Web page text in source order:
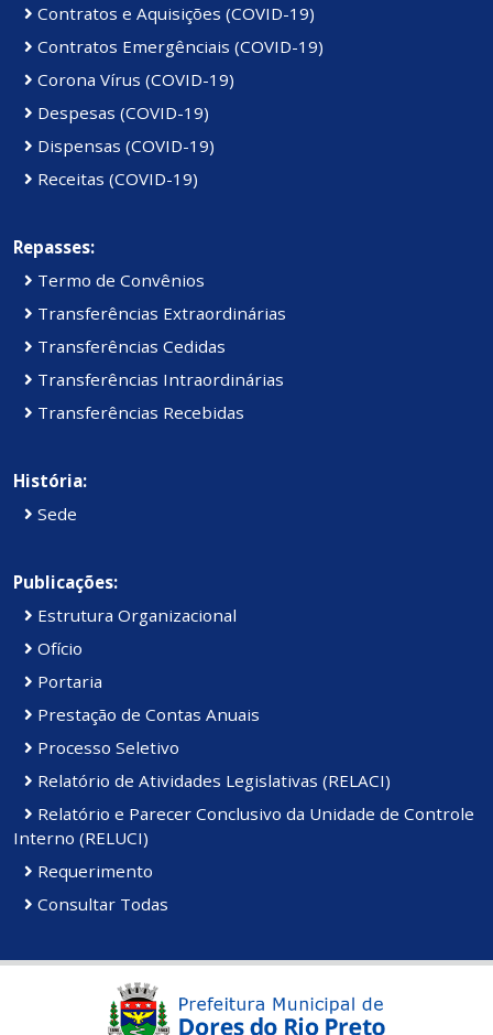
Contratos e Aquisições (COVID-19)
Contratos Emergênciais (COVID-19)
Corona Vírus (COVID-19)
Despesas (COVID-19)
Dispensas (COVID-19)
Receitas (COVID-19)
Repasses:
Termo de Convênios
Transferências Extraordinárias
Transferências Cedidas
Transferências Intraordinárias
Transferências Recebidas
História:
Sede
Publicações:
Estrutura Organizacional
Ofício
Portaria
Prestação de Contas Anuais
Processo Seletivo
Relatório de Atividades Legislativas (RELACI)
Relatório e Parecer Conclusivo da Unidade de Controle
Interno (RELUCI)
Requerimento
Consultar Todas